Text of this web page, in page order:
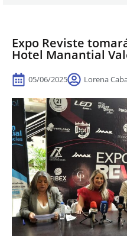
Expo Reviste
Hotel Manantial
05/06/2025 Lorena